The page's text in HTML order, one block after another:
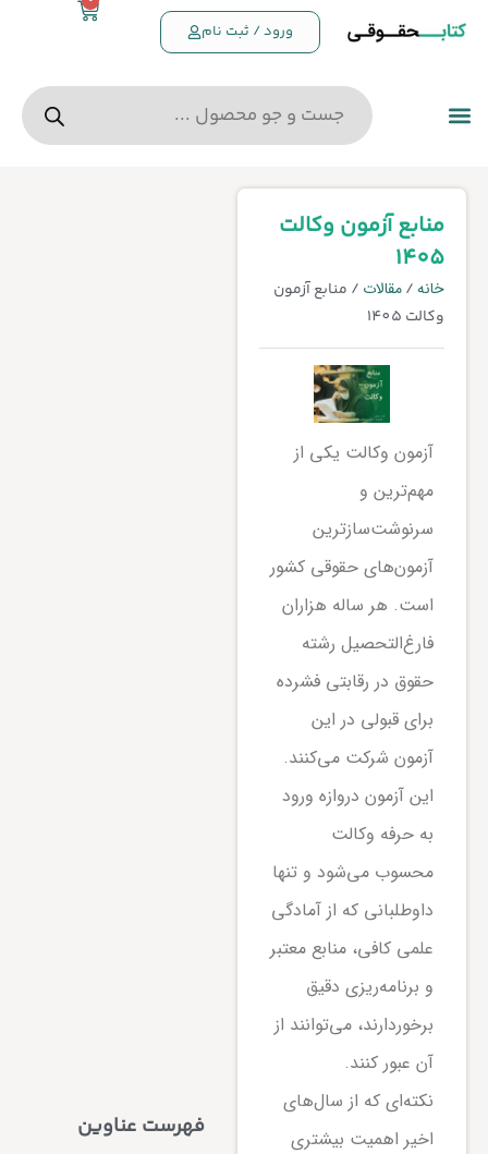
ورود / ثبت نام
منابع آزمون وکالت
1405
خانه/مقالات / منابع آزمون
وکالت 1405
آزمون وکالت یکی از
مهم‌ترین و
سرنوشت‌سازترین
آزمون‌های حقوقی کشور
است. هر ساله هزاران
فارغ‌التحصیل رشته
حقوق در رقابتی فشرده
برای قبولی در این
آزمون شرکت می‌کنند.
این آزمون دروازه ورود
به حرفه وکالت
محسوب می‌شود و تنها
داوطلبانی که از آمادگی
علمی کافی، منابع معتبر
و برنامه‌ریزی دقیق
برخوردارند، می‌توانند از
آن عبور کنند.
نکته‌ای که از سال‌های
اخیر اهمیت بیشتری
فهرست عناوین